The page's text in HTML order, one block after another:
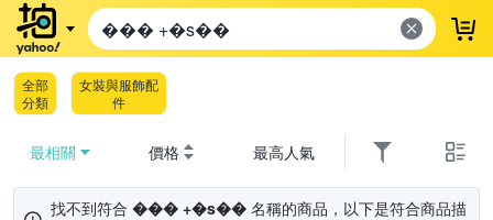
登
全部
分類
女裝與服飾配
件
最相關 價格 最高人氣
找不到符合��� +�s�� 名稱的商品，以下是符合商品描